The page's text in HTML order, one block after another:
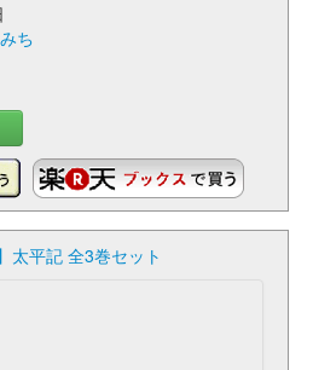
ち
太平記 全3巻セット